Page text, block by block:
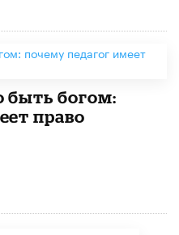
быть богом:
право